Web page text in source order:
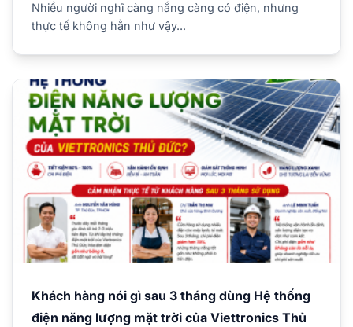
Nhiều người nghĩ càng nắng càng có điện, nhưng
thực tế không hẳn như vậy...
Khách hàng nói gì sau 3 tháng dùng Hệ thống
điện năng lượng mặt trời của Viettronics Thủ